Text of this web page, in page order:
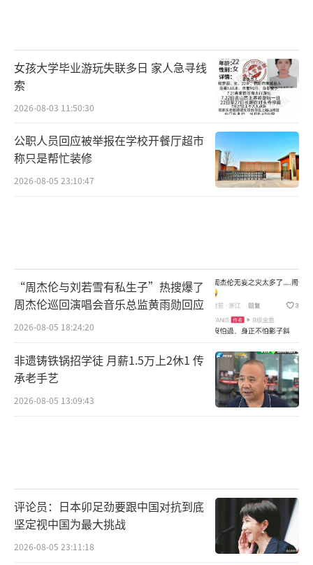
女孩大学毕业游玩失联多日 家人急寻线
索
2026-08-03 11:50:30
公职人员回应被举报在学校开餐厅超市
称只是帮忙装修
2026-08-05 23:10:47
“周杰伦与刘若雪有私生子”热搜爆了
周杰伦巡回演唱会音乐总监黄雨勋回应
2026-08-05 18:24:20
非遗铸铁锅招学徒 月薪1.5万上2休1 传
承老手艺
2026-08-05 13:09:43
评论员：日本卯足劲要跟中国对抗到底
坚定视中国为最大挑战
2026-08-05 23:11:18